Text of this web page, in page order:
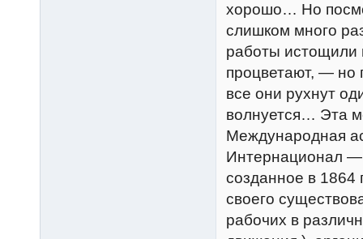
хорошо… Но
слишком много
работы истощили
процветают, — но
все они рухнут
волнуется… Эта
Международная
Интернационал
созданное в 1864
своего
рабочих в